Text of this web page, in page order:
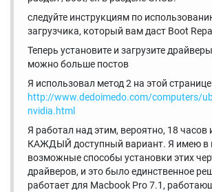
следуйте инструкциям по
загрузчика, который вам даст Boot
Теперь установите и загрузите
можно больше постов
Я использовал метод 2 на этой странице
http://www.dedoimedo.com/computers/
nvidia.html
Я работал над этим, вероятно, 18 часов
КАЖДЫЙ доступный вариант. Я имею в
возможные способы установки этих
драйверов, и это было единственное
работает для Macbook Pro 7.1,